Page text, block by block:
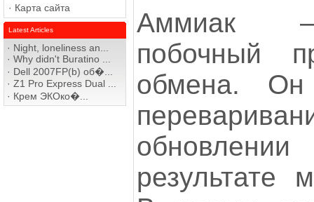
· Карта сайта
Latest Articles
· Night, loneliness an...
· Why didn't Buratino ...
· Dell 2007FP(b) об�...
· Z1 Pro Express Dual ...
· Крем ЭКОко�...
Аммиак
побочный
обмена. Он
результате